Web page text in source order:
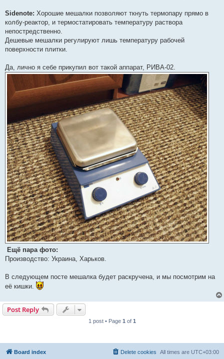
Sidenote: Хорошие мешалки позволяют ткнуть термопару прямо в
колбу-реактор, и термостатировать температуру раствора
непостредственно.
Дешевые мешалки регулируют лишь температуру рабочей
поверхности плитки.
Да, лично я себе прикупил вот такой аппарат, РИВА-02.
Ещё пара фото:
Производство: Украина, Харьков.
В следующем посте мешалка будет раскручена, и мы посмотрим на
её кишки.
Post Reply
1 post • Page 1 of 1
Board index All times are UTC+03:00
Delete cookies